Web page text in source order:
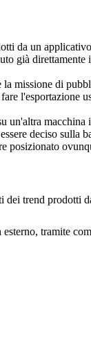
da un
già direttamente
missione di
l'esportazione
un'altra macchina
deciso sulla
posizionato
dei trend prodotti
tramite